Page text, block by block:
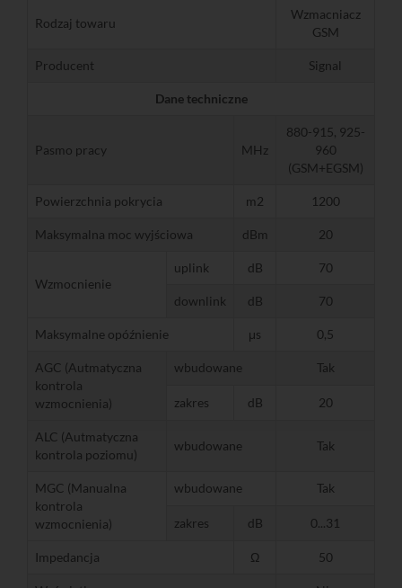
Rodzaj towaru
Wzmacniacz
GSM
Producent Signal
Dane techniczne
Pasmo pracy MHz
880-915, 925-
960
(GSM+EGSM)
Powierzchnia pokrycia m2 1200
Maksymalna moc wyjściowa dBm 20
Wzmocnienie
uplink dB 70
downlink dB 70
Maksymalne opóźnienie μs 0,5
AGC (Autmatyczna
kontrola
wzmocnienia)
wbudowane Tak
zakres dB 20
ALC (Autmatyczna
kontrola poziomu)
wbudowane Tak
MGC (Manualna
kontrola
wzmocnienia)
wbudowane Tak
zakres dB 0...31
Impedancja Ω 50